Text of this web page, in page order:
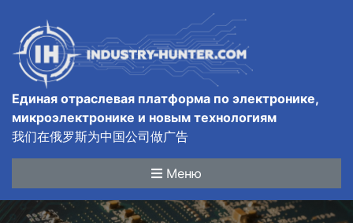
Единая отраслевая платформа по электронике,
микроэлектронике и новым технологиям
我们在俄罗斯为中国公司做广告
Меню